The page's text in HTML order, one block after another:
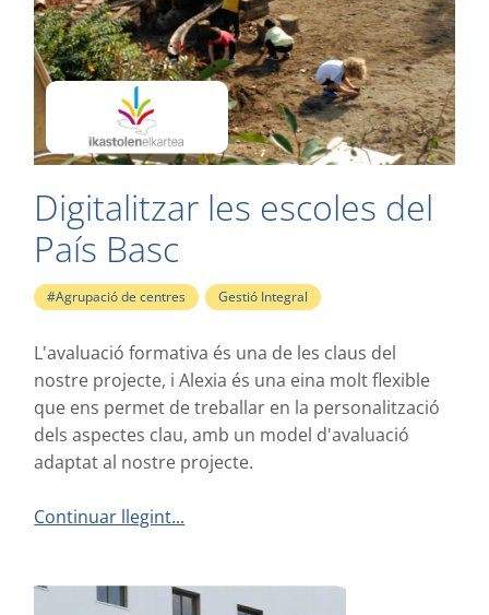
Digitalitzar les escoles del
País Basc
#Agrupació de centres , Gestió Integral
L'avaluació formativa és una de les claus del
nostre projecte, i Alexia és una eina molt flexible
que ens permet de treballar en la personalització
dels aspectes clau, amb un model d'avaluació
adaptat al nostre projecte.
Continuar llegint...